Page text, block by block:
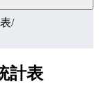
/
計表